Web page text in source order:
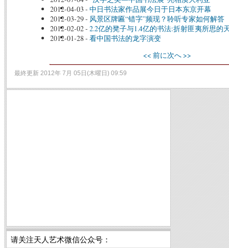
2012-04-03 - 中日书法家作品展今日于日本东京开幕
2012-03-29- 风景区牌匾“错字”频现？聆听专家如何解答
2012-02-02- 2.2亿的凳子与1.4亿的书法:折射匪夷所思的
2012-01-28 - 看中国书法的龙字演变
<< 前に次へ >>
最終更新 2012年 7月 05日(木曜日) 09:59
请关注天人艺术微信公众号：